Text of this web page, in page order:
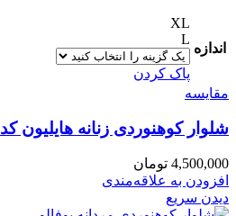
اندازه
XL
L
پاک کردن
مقایسه
شلوار کوهنوردی زنانه هایلیون کد Z224
4,500,000 تومان
افزودن به علاقه‌مندی
دیدن سریع